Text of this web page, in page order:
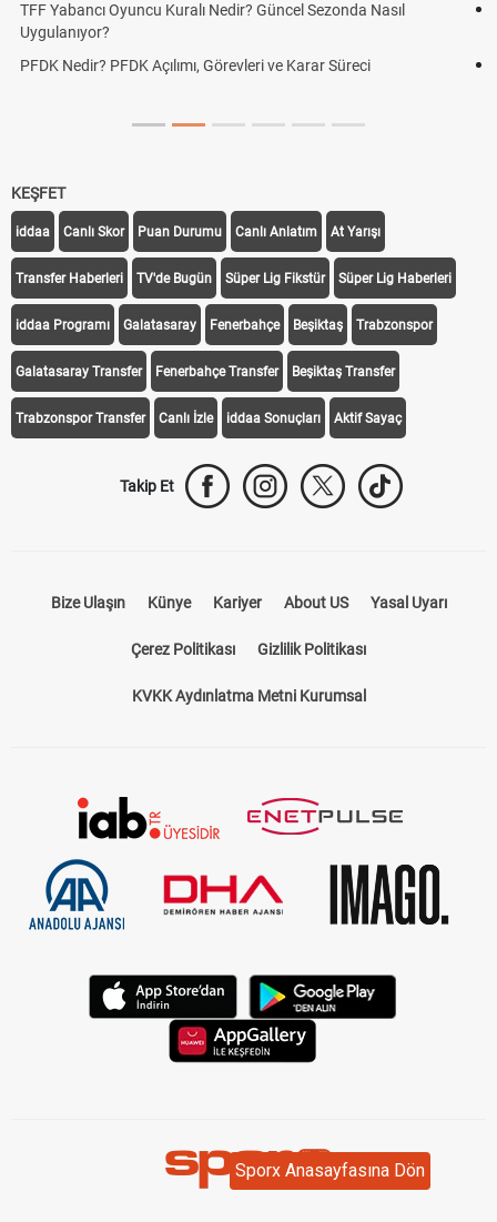
Sporx Anasayfasına Dön
Deplasman Golü Kuralı Nedir? Hangi Organizasyonlarda
Uygulanıyor?
DGS Sonuçları Ne Zaman Açıklanacak 2026? ÖSYM Sonuç
KEŞFET
iddaa Canlı Skor Puan Durumu Canlı Anlatım At Yarışı
Transfer Haberleri TV'de Bugün Süper Lig Fikstür Süper Lig Haberleri
iddaa Programı Galatasaray Fenerbahçe Beşiktaş Trabzonspor
Galatasaray Transfer Fenerbahçe Transfer Beşiktaş Transfer
Trabzonspor Transfer Canlı İzle iddaa Sonuçları Aktif Sayaç
Takip Et
Bize Ulaşın Künye Kariyer About US Yasal Uyarı
Çerez Politikası Gizlilik Politikası
KVKK Aydınlatma Metni Kurumsal